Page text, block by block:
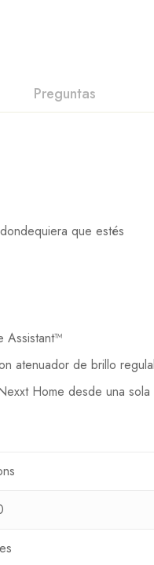
Preguntas
que estés
Assistant™
atenuador de brillo
Home desde una sola